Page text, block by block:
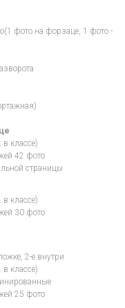
фото на форзаце, 1 фото -
в классе)
42 фото
страницы
в классе)
30 фото
2-е внутри
в классе)
25 фото